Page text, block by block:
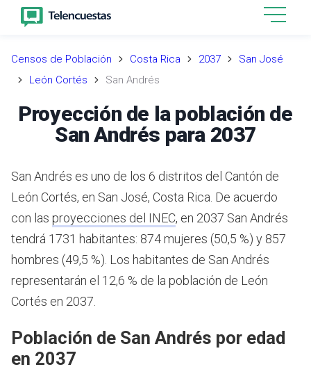
Censos de Población Costa Rica 2037
San José
León Cortés
San Andrés
Proyección de la población de
San Andrés para 2037
San Andrés es uno de los 6 distritos del Cantón de
León Cortés, en San José, Costa Rica. De acuerdo
con las proyecciones del INEC, en 2037 San Andrés
tendrá 1731 habitantes: 874 mujeres (50,5 %) y 857
hombres (49,5 %). Los habitantes de San Andrés
representarán el 12,6 % de la población de León
Cortés en 2037.
Población de San Andrés por edad
en 2037